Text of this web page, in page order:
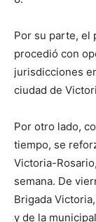
Por su parte, el
procedió con
jurisdicciones
ciudad de
Por otro lado,
tiempo, se
Victoria-
semana. De
Brigada
y de la